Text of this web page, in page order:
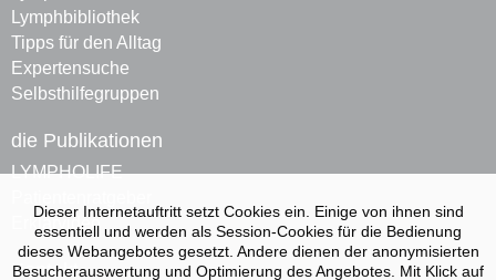
Lymphbibliothek
Tipps für den Alltag
Expertensuche
Selbsthilfegruppen
die Publikationen
LYMPHOLIFE
Erklärvideo
Kontakt
Dieser Internetauftritt setzt Cookies ein. Einige von ihnen sind
essentiell und werden als Session-Cookies für die Bedienung
dieses Webangebotes gesetzt. Andere dienen der anonymisierten
Besucherauswertung und Optimierung des Angebotes. Mit Klick auf